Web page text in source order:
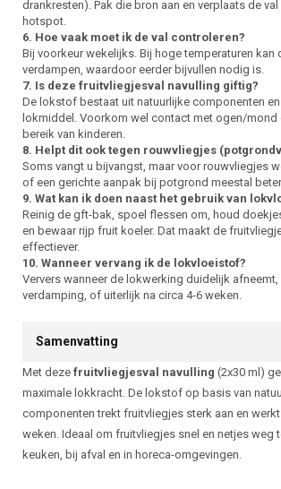
drankresten). Pak die bron aan en verplaats de
hotspot.
6. Hoe vaak moet ik de val controleren?
Bij voorkeur wekelijks. Bij hoge temperaturen kan
verdampen, waardoor eerder bijvullen nodig is.
7. Is deze fruitvliegjesval navulling giftig?
De lokstof bestaat uit natuurlijke componenten
lokmiddel. Voorkom wel contact met ogen/mond
bereik van kinderen.
8. Helpt dit ook tegen rouwvliegjes
Soms vangt u bijvangst, maar voor rouwvliegjes
of een gerichte aanpak bij potgrond meestal
9. Wat kan ik doen naast het gebruik van
Reinig de gft-bak, spoel flessen om, houd
en bewaar rijp fruit koeler. Dat maakt de
effectiever.
10. Wanneer vervang ik de lokvloeistof?
Ververs wanneer de lokwerking duidelijk
verdamping, of uiterlijk na circa 4-6 weken.
Samenvatting
Met deze fruitvliegjesval navulling (2x30 ml)
maximale lokkracht. De lokstof op basis van
componenten trekt fruitvliegjes sterk aan en
weken. Ideaal om fruitvliegjes snel en netjes weg
keuken, bij afval en in horeca-omgevingen.